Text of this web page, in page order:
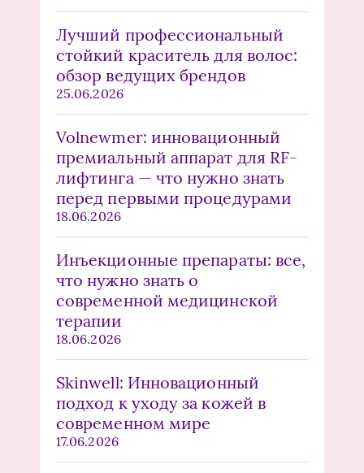
Лучший профессиональный
стойкий краситель для волос:
обзор ведущих брендов
25.06.2026
Volnewmer: инновационный
премиальный аппарат для RF-
лифтинга — что нужно знать
перед первыми процедурами
18.06.2026
Инъекционные препараты: все,
что нужно знать о
современной медицинской
терапии
18.06.2026
Skinwell: Инновационный
подход к уходу за кожей в
современном мире
17.06.2026